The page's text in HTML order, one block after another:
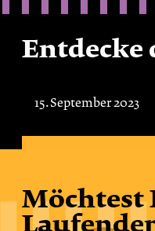
Entdecke
15. September 2023
Möchtest